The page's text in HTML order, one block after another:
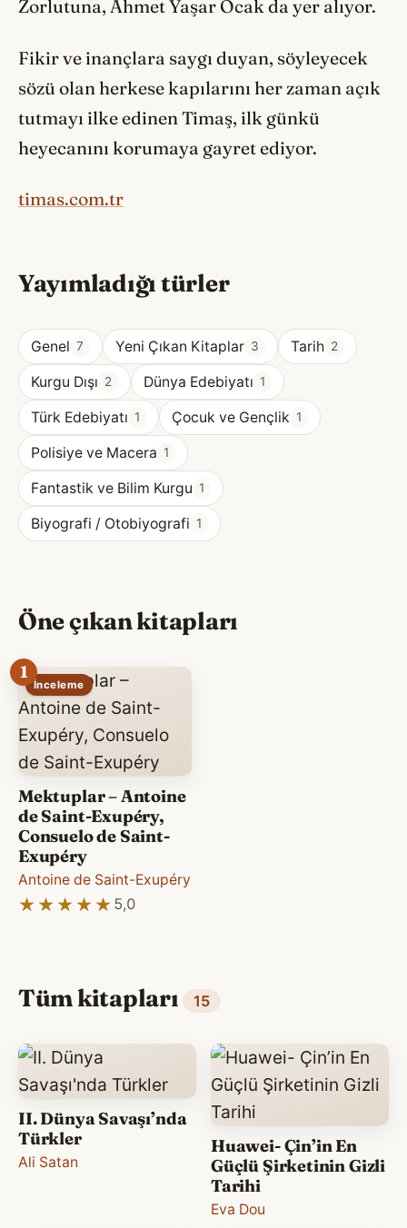
Zorlutuna, Ahmet Yaşar Ocak da yer alıyor.
Fikir ve inançlara saygı duyan, söyleyecek
sözü olan herkese kapılarını her zaman açık
tutmayı ilke edinen Timaş, ilk günkü
heyecanını korumaya gayret ediyor.
timas.com.tr
Yayımladığı türler
Genel 7 Yeni Çıkan Kitaplar 3 Tarih 2
Kurgu Dışı 2 Dünya Edebiyatı 1
Türk Edebiyatı 1 Çocuk ve Gençlik 1
Polisiye ve Macera 1
Fantastik ve Bilim Kurgu 1
Biyografi / Otobiyografi 1
Öne çıkan kitapları
1
İnceleme
Mektuplar – Antoine
de Saint-Exupéry,
Consuelo de Saint-
Exupéry
Antoine de Saint-Exupéry
★★★★★
★★★★★ 5,0
Tüm kitapları 15
II. Dünya Savaşı’nda
Türkler
Ali Satan
Huawei- Çin’in En
Güçlü Şirketinin Gizli
Tarihi
Eva Dou